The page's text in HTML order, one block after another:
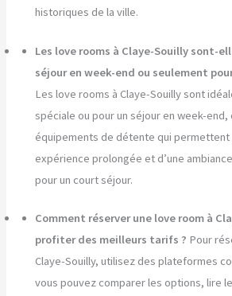
historiques de la ville.
Les love rooms à Claye-Souilly sont-
séjour en week-end ou seulement
Les love rooms à Claye-Souilly sont
spéciale ou pour un séjour en week-end,
équipements de détente qui permettent
expérience prolongée et d’une
pour un court séjour.
Comment réserver une love room à
profiter des meilleurs tarifs ? Pour
Claye-Souilly, utilisez des plateformes
vous pouvez comparer les options, lire